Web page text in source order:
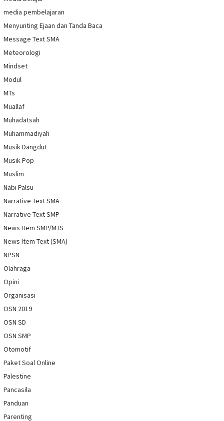
media pembelajaran
Menyunting Ejaan dan Tanda Baca
Message Text SMA
Meteorologi
Mindset
Modul
MTs
Muallaf
Muhadatsah
Muhammadiyah
Musik Dangdut
Musik Pop
Muslim
Nabi Palsu
Narrative Text SMA
Narrative Text SMP
News Item SMP/MTS
News Item Text (SMA)
NPSN
Olahraga
Opini
Organisasi
OSN 2019
OSN SD
OSN SMP
Otomotif
Paket Soal Online
Palestine
Pancasila
Panduan
Parenting